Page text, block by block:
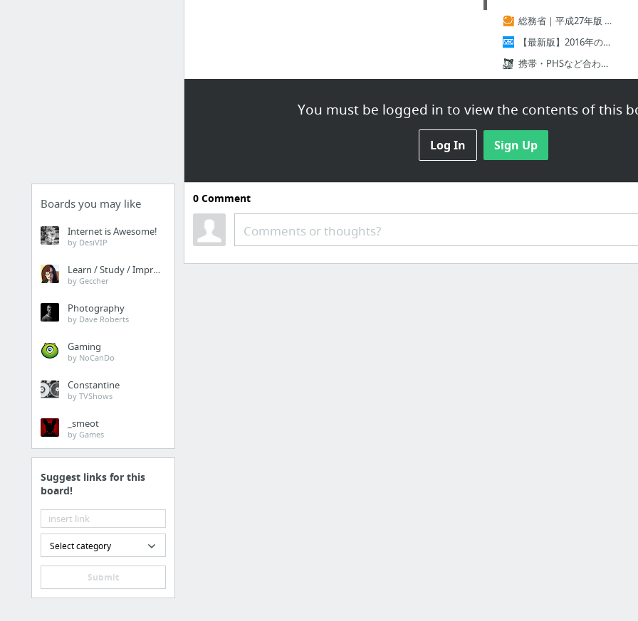
Boards you may like
Internet is Awesome!
by DesiVIP
Learn / Study / Improve
by Geccher
Photography
by Dave Roberts
Gaming
by NoCanDo
Constantine
by TVShows
_smeot
by Games
Suggest links for this
board!
Select category
Submit
You must be logged in to view the contents of this
Log In Sign Up
総務省｜平成27年版 情報通信白書｜インターネットの普及状況
【最新版】2016年のスマホ普及率を男女・地域・年代別に大公開！ | マーケティングリサーチキャンプ|市場の旬を調査で切る！
携帯・PHSなど合わせて154.0％の普及率…総務省、2016年3月末の状況を発表(2016年)(最新) - ガベージニュース
Hunkeler AG | Solutions 2017
7 more
0Comment
Comments or thoughts?